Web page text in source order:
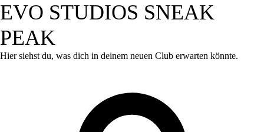
EVO STUDIOS SNEAK
PEAK
Hier siehst du, was dich in deinem neuen Club erwarten könnte.